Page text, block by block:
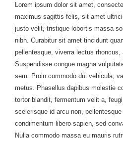
Lorem ipsum dolor sit amet,
maximus sagittis felis, sit amet
justo velit, tristique lobortis massa
nibh. Curabitur sit amet tincidunt
pellentesque, viverra lectus rhoncus,
Suspendisse congue magna
sem. Proin commodo dui vehicula,
metus. Phasellus dapibus molestie
tortor blandit, fermentum velit a,
scelerisque id arcu non,
condimentum libero sapien, sed
Nulla commodo massa eu mauris